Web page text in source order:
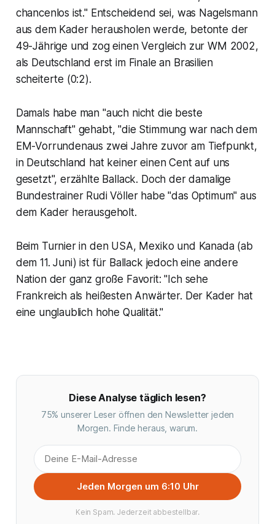
chancenlos ist." Entscheidend sei, was Nagelsmann
aus dem Kader herausholen werde, betonte der
49-Jährige und zog einen Vergleich zur WM 2002,
als Deutschland erst im Finale an Brasilien
scheiterte (0:2).
Damals habe man "auch nicht die beste
Mannschaft" gehabt, "die Stimmung war nach dem
EM-Vorrundenaus zwei Jahre zuvor am Tiefpunkt,
in Deutschland hat keiner einen Cent auf uns
gesetzt", erzählte Ballack. Doch der damalige
Bundestrainer Rudi Völler habe "das Optimum" aus
dem Kader herausgeholt.
Beim Turnier in den USA, Mexiko und Kanada (ab
dem 11. Juni) ist für Ballack jedoch eine andere
Nation der ganz große Favorit: "Ich sehe
Frankreich als heißesten Anwärter. Der Kader hat
eine unglaublich hohe Qualität."
Diese Analyse täglich lesen?
75% unserer Leser öffnen den Newsletter jeden
Morgen. Finde heraus, warum.
Jeden Morgen um 6:10 Uhr
Kein Spam. Jederzeit abbestellbar.